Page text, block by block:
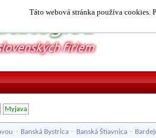
Táto webová stránka používa cookies.
Myjava
- Banská Bystrica - Banská Štiavnica -